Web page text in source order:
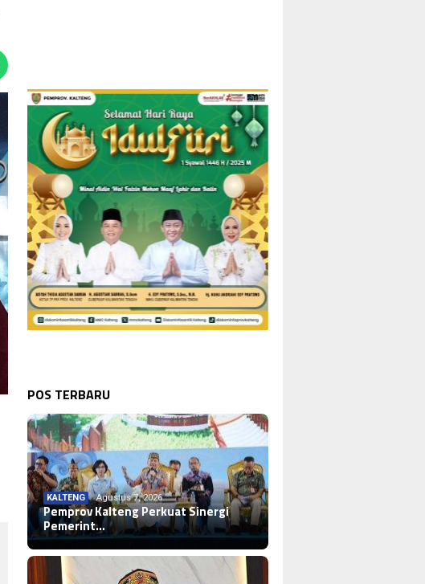
POS TERBARU
KALTENG Agustus 7, 2026
Pemprov Kalteng Perkuat Sinergi
Pemerint…